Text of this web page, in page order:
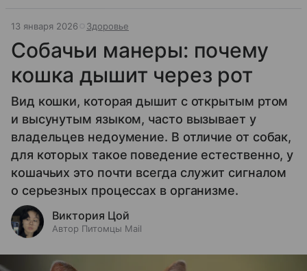
13 января 2026 Здоровье
Собачьи манеры: почему
кошка дышит через рот
Вид кошки, которая дышит с открытым ртом
и высунутым языком, часто вызывает у
владельцев недоумение. В отличие от собак,
для которых такое поведение естественно, у
кошачьих это почти всегда служит сигналом
о серьезных процессах в организме.
Виктория Цой
Автор Питомцы Mail